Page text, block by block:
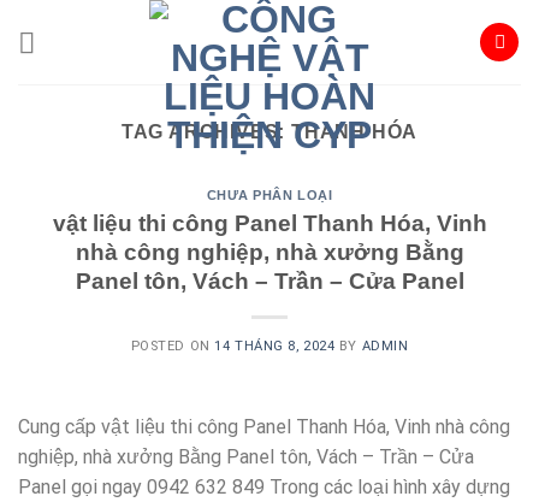
TAG ARCHIVES: THANH HÓA
CHƯA PHÂN LOẠI
vật liệu thi công Panel Thanh Hóa, Vinh
nhà công nghiệp, nhà xưởng Bằng
Panel tôn, Vách – Trần – Cửa Panel
POSTED ON14 THÁNG 8, 2024 BY ADMIN
Cung cấp vật liệu thi công Panel Thanh Hóa, Vinh nhà công
nghiệp, nhà xưởng Bằng Panel tôn, Vách – Trần – Cửa
Panel gọi ngay 0942 632 849 Trong các loại hình xây dựng